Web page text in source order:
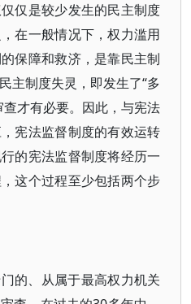
仅是较少发生的民主制度
在一般情况下，权力滥用
保障和救济，是靠民主制
主制度失灵，即发生了“多
才有必要。因此，与宪法
宪法监督制度的有效运转
的宪法监督制度将经历一
这个过程至少包括两个步
的、从属于最高权力机关